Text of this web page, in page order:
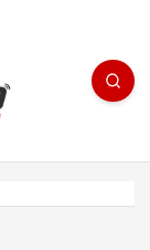
editorial